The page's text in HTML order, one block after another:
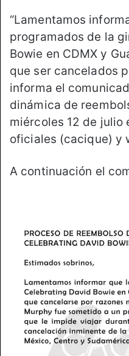
“Lamentamos
programados de la
Bowie en CDMX y
que ser cancelados
informa el
dinámica de
miércoles 12 de julio
oficiales (cacique) y
A continuación el